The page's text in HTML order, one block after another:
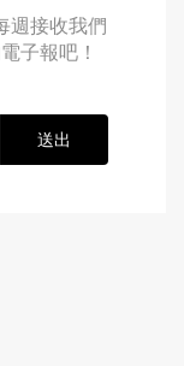
週接收我們
子報吧！
送出